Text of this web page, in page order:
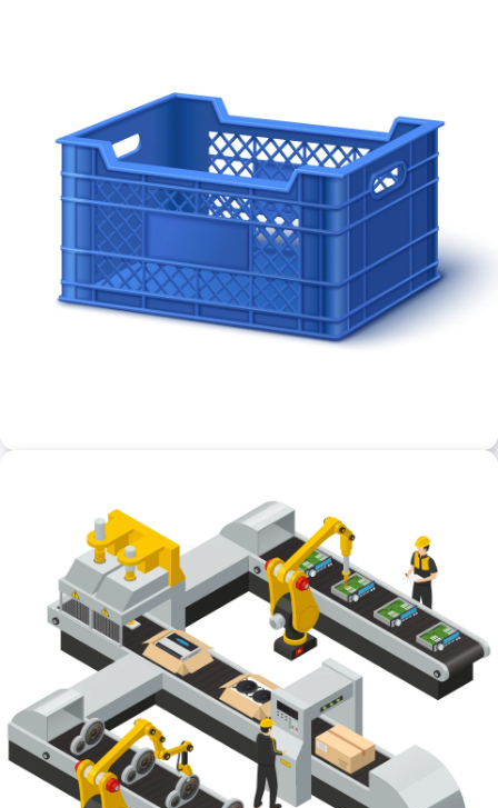
Panier logistique